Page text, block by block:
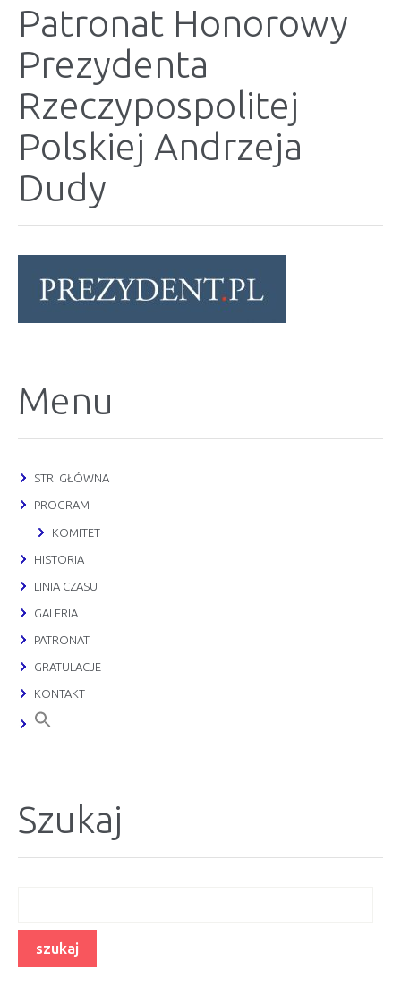
Patronat Honorowy
Prezydenta
Rzeczypospolitej
Polskiej Andrzeja
Dudy
Menu
STR. GŁÓWNA
PROGRAM
KOMITET
HISTORIA
LINIA CZASU
GALERIA
PATRONAT
GRATULACJE
KONTAKT
Szukaj